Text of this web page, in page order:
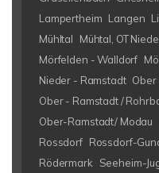
Lampertheim Langen
Mühltal
Mühtal, OT
Mörfelden - Walldorf
Nieder - Ramstadt Ober
Ober - Ramstadt /
Ober-Ramstadt/ Modau
Rossdorf Rossdorf-
Rödermark
Seeheim-